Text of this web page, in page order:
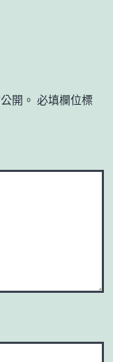
開。 必填欄位標